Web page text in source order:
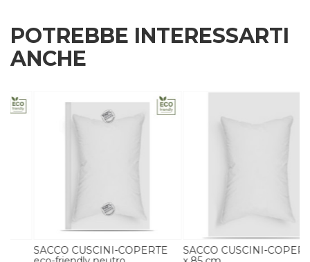
POTREBBE INTERESSARTI
ANCHE
SACCO CUSCINI-COPERTE
SACCO CUSCINI-COPERTE 65